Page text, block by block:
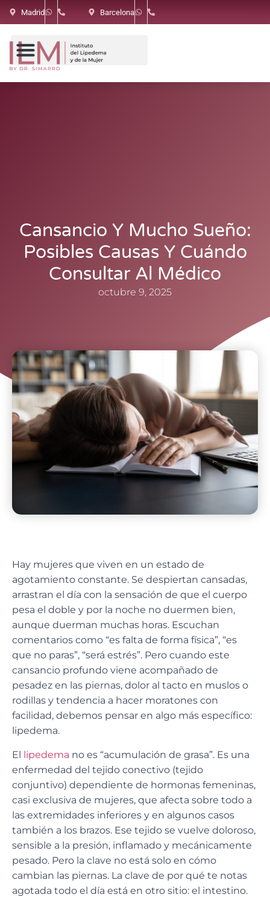
Madrid Barcelona
Cansancio Y Mucho Sueño:
Posibles Causas Y Cuándo
Consultar Al Médico
octubre 9, 2025
Hay mujeres que viven en un estado de
agotamiento constante. Se despiertan cansadas,
arrastran el día con la sensación de que el cuerpo
pesa el doble y por la noche no duermen bien,
aunque duerman muchas horas. Escuchan
comentarios como “es falta de forma física”, “es
que no paras”, “será estrés”. Pero cuando este
cansancio profundo viene acompañado de
pesadez en las piernas, dolor al tacto en muslos o
rodillas y tendencia a hacer moratones con
facilidad, debemos pensar en algo más específico:
lipedema.
El lipedema no es “acumulación de grasa”. Es una
enfermedad del tejido conectivo (tejido
conjuntivo) dependiente de hormonas femeninas,
casi exclusiva de mujeres, que afecta sobre todo a
las extremidades inferiores y en algunos casos
también a los brazos. Ese tejido se vuelve doloroso,
sensible a la presión, inflamado y mecánicamente
pesado. Pero la clave no está solo en cómo
cambian las piernas. La clave de por qué te notas
agotada todo el día está en otro sitio: el intestino.